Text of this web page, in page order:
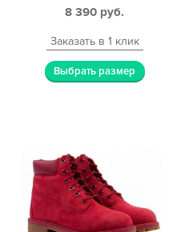
8 390 руб.
Заказать в 1 клик
Выбрать размер